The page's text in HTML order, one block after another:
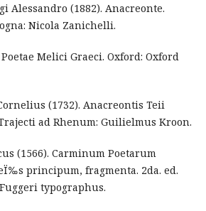
Alessandro (1882). Anacreonte.
Nicola Zanichelli.
Poetae Melici Graeci. Oxford: Oxford
(1732). Anacreontis Teii
ad Rhenum: Guilielmus Kroon.
(1566). Carminum Poetarum
principum, fragmenta. 2da. ed.
typographus.